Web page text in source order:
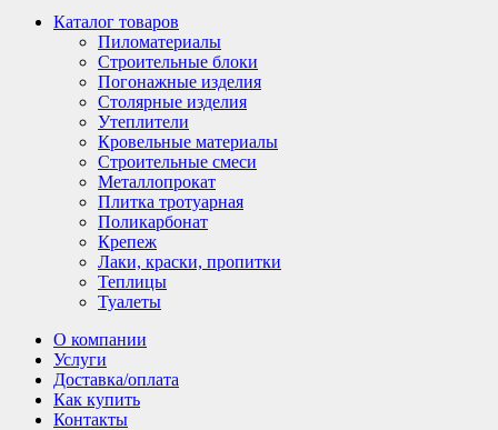
Каталог товаров
Пиломатериалы
Строительные блоки
Погонажные изделия
Столярные изделия
Утеплители
Кровельные материалы
Строительные смеси
Металлопрокат
Плитка тротуарная
Поликарбонат
Крепеж
Лаки, краски, пропитки
Теплицы
Туалеты
О компании
Услуги
Доставка/оплата
Как купить
Контакты